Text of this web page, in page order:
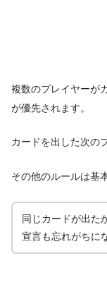
複数のプレイヤーが
が優先されます。
カードを出した次の
その他のルールは基
同じカードが出た
宣言も忘れがちに